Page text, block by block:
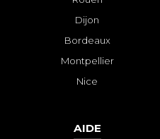
Dijon
Bordeaux
Montpellier
Nice
AIDE